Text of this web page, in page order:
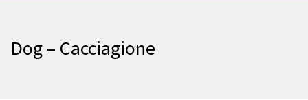
Dog – Cacciagione